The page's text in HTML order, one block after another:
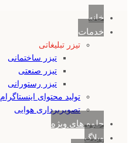
خانه
خدمات
تیزر تبلیغاتی
تیزر ساختمانی
تیزر صنعتی
تیزر رستورانی
تولید محتوای اینستاگرام
تصویربرداری هوایی
جلوه های ویژه
وبلاگ